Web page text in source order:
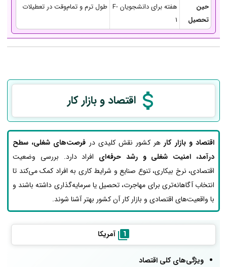
حین
تحصیل
هفته برای دانشجویان F-
1
طول ترم و تمام‌وقت در تعطیلات
اقتصاد و بازار کار
اقتصاد و بازار کار هر کشور نقش کلیدی در فرصت‌های شغلی، سطح
درآمد، امنیت شغلی و رشد حرفه‌ای افراد دارد. بررسی وضعیت
اقتصادی، نرخ بیکاری، تنوع صنایع و شرایط کاری به افراد کمک می‌کند تا
انتخاب آگاهانه‌تری برای مهاجرت، تحصیل یا سرمایه‌گذاری داشته باشند و
با واقعیت‌های اقتصادی و بازار کار آن کشور بهتر آشنا شوند.
آمریکا
ویژگی‌های کلی اقتصاد